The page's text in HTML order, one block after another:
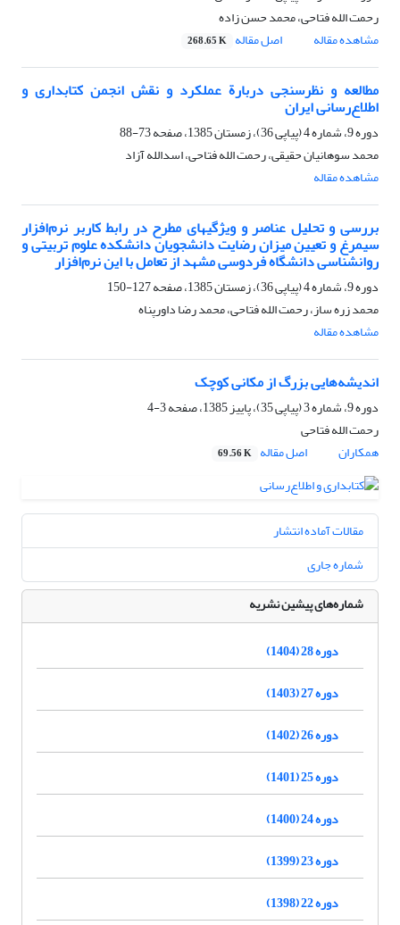
رحمت الله فتاحی، محمد حسن زاده
مشاهده مقاله
اصل مقاله 268.65 K
مطالعه و نظرسنجی دربارة عملکرد و نقش انجمن کتابداری و
اطلاع‌رسانی ایران
دوره 9، شماره 4 (پیاپی 36)، زمستان 1385، صفحه
73-88
محمد سوهانیان حقیقی، رحمت الله فتاحی، اسدالله آزاد
مشاهده مقاله
بررسی و تحلیل عناصر و ویژگیهای مطرح در رابط کاربر نرم‌افزار
سیمرغ و تعیین میزان رضایت دانشجویان دانشکده علوم تربیتی و
روانشناسی دانشگاه فردوسی مشهد از تعامل با این نرم‌افزار
دوره 9، شماره 4 (پیاپی 36)، زمستان 1385، صفحه
127-150
محمد زره ساز، رحمت الله فتاحی، محمد رضا داورپناه
مشاهده مقاله
اندیشه‌هایی بزرگ از مکانی کوچک
دوره 9، شماره 3 (پیاپی 35)، پاییز 1385، صفحه
3-4
رحمت الله فتاحی
همکاران
اصل مقاله 69.56 K
مقالات آماده انتشار
شماره جاری
شماره‌های پیشین نشریه
دوره 28 (1404)
دوره 27 (1403)
دوره 26 (1402)
دوره 25 (1401)
دوره 24 (1400)
دوره 23 (1399)
دوره 22 (1398)